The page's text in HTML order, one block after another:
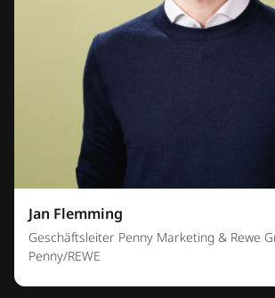
Jan Flemming
Geschäftsleiter Penny Marketing & Rewe
Penny/REWE